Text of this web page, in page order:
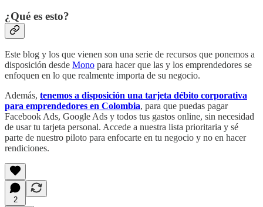
¿Qué es esto?
Este blog y los que vienen son una serie de recursos que ponemos a
disposición desde Mono para hacer que las y los emprendedores se
enfoquen en lo que realmente importa de su negocio.
Además, tenemos a disposición una tarjeta débito corporativa
para emprendedores en Colombia, para que puedas pagar
Facebook Ads, Google Ads y todos tus gastos online, sin necesidad
de usar tu tarjeta personal. Accede a nuestra lista prioritaria y sé
parte de nuestro piloto para enfocarte en tu negocio y no en hacer
rendiciones.
2